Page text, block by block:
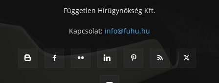
Független Hírügynökség Kft.
Kapcsolat: info@fuhu.hu